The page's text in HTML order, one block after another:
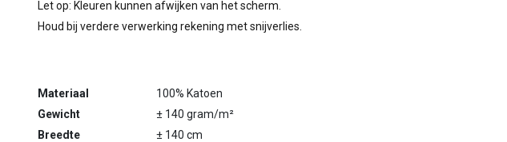
Let op: Kleuren kunnen afwijken van het scherm.
Houd bij verdere verwerking rekening met snijverlies.
Materiaal
100% Katoen
Gewicht
± 140 gram/m²
Breedte
± 140 cm